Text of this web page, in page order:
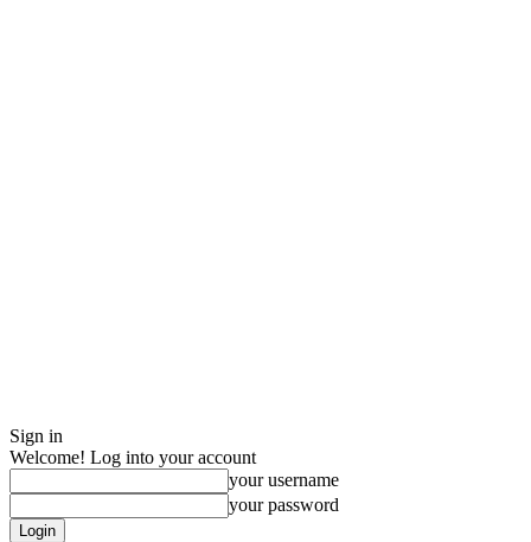
Sign in
Welcome! Log into your account
your username
your password